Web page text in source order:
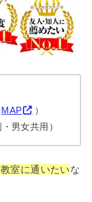
MAP
）
男女共用）
室に通いたいな